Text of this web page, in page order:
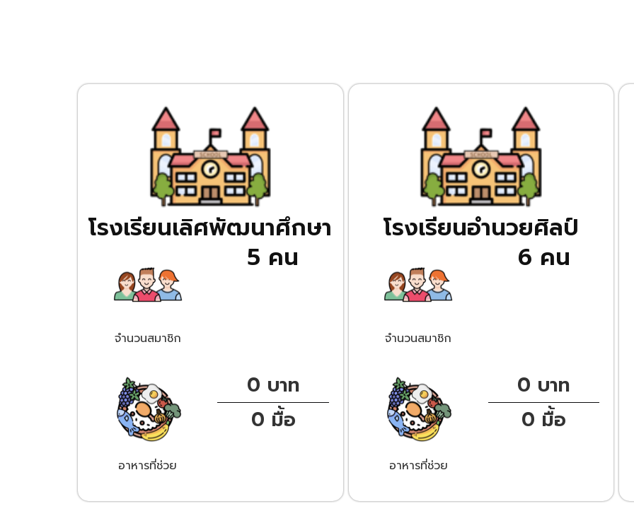
โรงเรียนเลิศพัฒนาศึกษา
จำนวนสมาชิก
5 คน
อาหารที่ช่วย
0 บาท
0 มื้อ
โรงเรียนอำนวยศิลป์​
จำนวนสมาชิก
6 คน
อาหารที่ช่วย
0 บาท
0 มื้อ